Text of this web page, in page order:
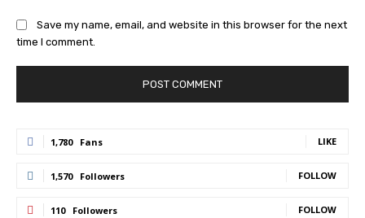
Save my name, email, and website in this browser for the next
time I comment.
1,780 Fans LIKE
1,570 Followers FOLLOW
110 Followers FOLLOW